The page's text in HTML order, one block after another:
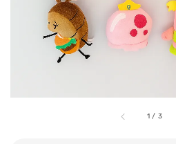
1 / 3